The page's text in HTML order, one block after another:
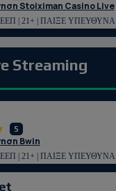
Stoiximan Casino Live
| 21+ | ΠΑΙΞΕ ΥΠΕΥΘΥΝΑ
Streaming
5
Bwin
| 21+ | ΠΑΙΞΕ ΥΠΕΥΘΥΝΑ